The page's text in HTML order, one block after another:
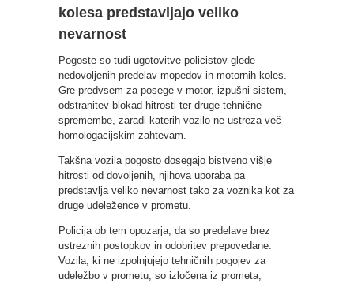
kolesa predstavljajo veliko
nevarnost
Pogoste so tudi ugotovitve policistov glede
nedovoljenih predelav mopedov in motornih koles.
Gre predvsem za posege v motor, izpušni sistem,
odstranitev blokad hitrosti ter druge tehnične
spremembe, zaradi katerih vozilo ne ustreza več
homologacijskim zahtevam.
Takšna vozila pogosto dosegajo bistveno višje
hitrosti od dovoljenih, njihova uporaba pa
predstavlja veliko nevarnost tako za voznika kot za
druge udeležence v prometu.
Policija ob tem opozarja, da so predelave brez
ustreznih postopkov in odobritev prepovedane.
Vozila, ki ne izpolnjujejo tehničnih pogojev za
udeležbo v prometu, so izločena iz prometa,